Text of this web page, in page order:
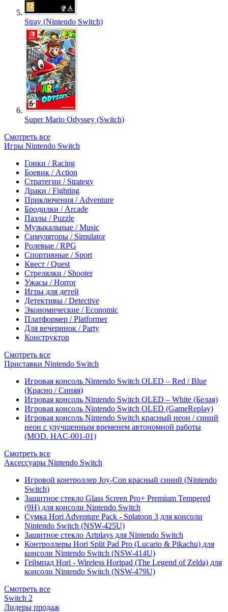
Stray (Nintendo Switch)
Super Mario Odyssey (Switch)
Смотреть все
Игры Nintendo Switch
Гонки / Racing
Боевик / Action
Стратегии / Strategy
Драки / Fighting
Приключения / Adventure
Бродилки / Arcade
Пазлы / Puzzle
Музыкальные / Music
Симуляторы / Simulator
Ролевые / RPG
Спортивные / Sport
Квест / Quest
Стрелялки / Shooter
Ужасы / Horror
Игры для детей
Детективы / Detective
Экономические / Economic
Платформер / Platformer
Для вечеринок / Party
Конструктор
Смотреть все
Приставки Nintendo Switch
Игровая консоль Nintendo Switch OLED – Red / Blue
(Красно / Синяя)
Игровая консоль Nintendo Switch OLED – White (Белая)
Игровая консоль Nintendo Switch OLED (GameReplay)
Игровая консоль Nintendo Switch красный неон / синий
неон с улучшенным временем автономной работы
(MOD. HAC-001-01)
Смотреть все
Аксессуары Nintendo Switch
Игровой контроллер Joy-Con красный синий (Nintendo
Switch)
Защитное стекло Glass Screen Pro+ Premium Tempered
(9H) для консоли Nintendo Switch
Сумка Hori Adventure Pack - Splatoon 3 для консоли
Nintendo Switch (NSW-425U)
Защитное стекло Artplays для Nintendo Switch
Контроллеры Hori Split Pad Pro (Lucario & Pikachu) для
консоли Nintendo Switch (NSW-414U)
Геймпад Hori - Wireless Horipad (The Legend of Zelda) для
консоли Nintendo Switch (NSW-479U)
Смотреть все
Switch 2
Лидеры продаж